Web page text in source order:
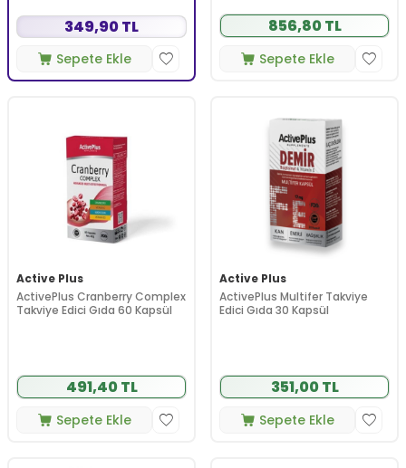
349,90 TL
Sepete Ekle
856,80 TL
Sepete Ekle
Active Plus
ActivePlus Cranberry Complex
Takviye Edici Gıda 60 Kapsül
491,40 TL
Sepete Ekle
Active Plus
ActivePlus Multifer Takviye
Edici Gıda 30 Kapsül
351,00 TL
Sepete Ekle